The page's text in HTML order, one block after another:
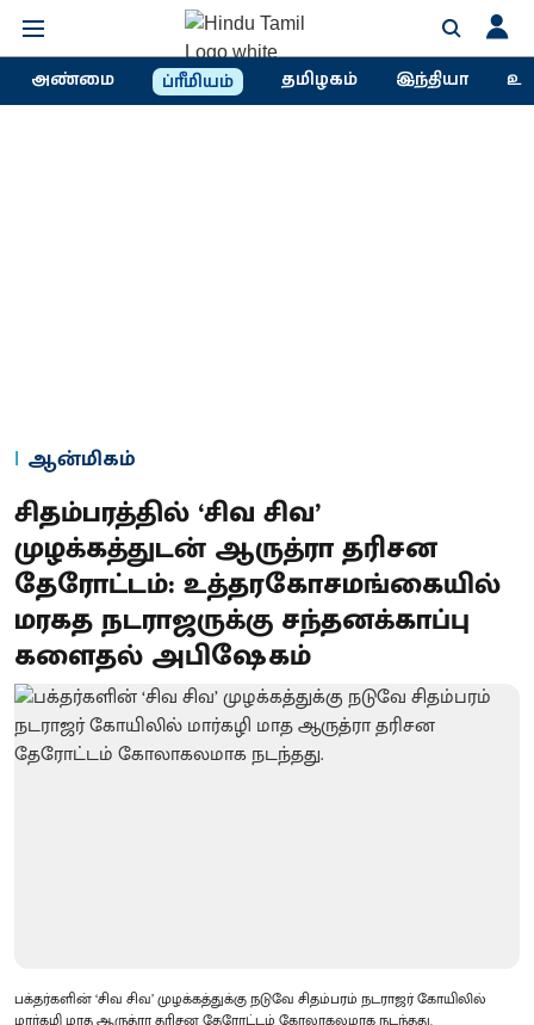
அண்மை ப்ரீமியம் தமிழகம் இந்தியா
ஆன்மிகம்
சிதம்பரத்தில் ‘சிவ சிவ’
முழக்கத்துடன் ஆருத்ரா தரிசன
தேரோட்டம்: உத்தரகோசமங்கையில்
மரகத நடராஜருக்கு சந்தனக்காப்பு
களைதல் அபிஷேகம்
பக்தர்களின் ‘சிவ சிவ’ முழக்கத்துக்கு நடுவே சிதம்பரம் நடராஜர் கோயிலில்
மார்கழி மாத ஆருத்ரா தரிசன தேரோட்டம் கோலாகலமாக நடந்தது.